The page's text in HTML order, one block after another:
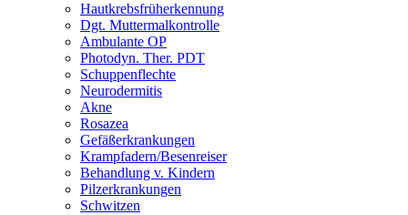
Hautkrebsfrüherkennung
Dgt. Muttermalkontrolle
Ambulante OP
Photodyn. Ther. PDT
Schuppenflechte
Neurodermitis
Akne
Rosazea
Gefäßerkrankungen
Krampfadern/Besenreiser
Behandlung v. Kindern
Pilzerkrankungen
Schwitzen